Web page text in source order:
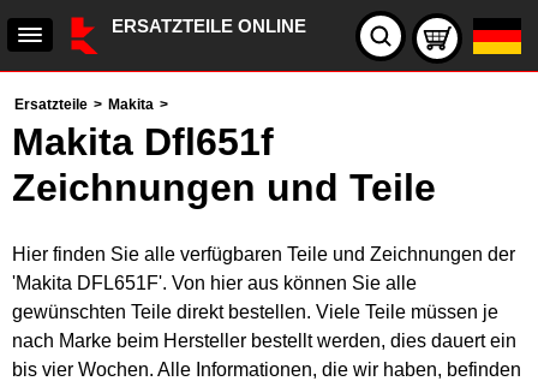
ERSATZTEILE ONLINE
Ersatzteile > Makita >
Makita Dfl651f
Zeichnungen und Teile
Hier finden Sie alle verfügbaren Teile und Zeichnungen der
'Makita DFL651F'. Von hier aus können Sie alle
gewünschten Teile direkt bestellen. Viele Teile müssen je
nach Marke beim Hersteller bestellt werden, dies dauert ein
bis vier Wochen. Alle Informationen, die wir haben, befinden